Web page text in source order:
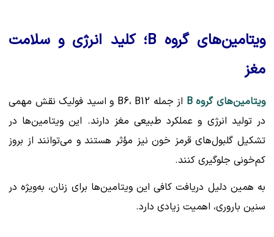
ویتامین‌های گروه B؛ کلید انرژی و سلامت
مغز
ویتامین‌های گروه B
از جمله B6، B12 و اسید فولیک نقش مهمی
در تولید انرژی و عملکرد طبیعی مغز دارند. این ویتامین‌ها در
تشکیل گلبول‌های قرمز خون نیز مؤثر هستند و می‌توانند از بروز
کم‌خونی جلوگیری کنند.
به همین دلیل دریافت کافی این ویتامین‌ها برای زنان، به‌ویژه در
سنین باروری، اهمیت زیادی دارد.